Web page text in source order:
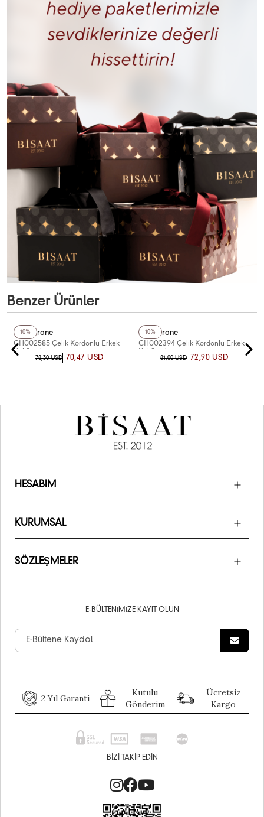
Benzer Ürünler
10%
Chaperone
CH002585 Çelik Kordonlu Erkek
Kol Saati
78,30 USD 70,47 USD
10%
Chaperone
CH002394 Çelik Kordonlu Erkek
Kol Saati
81,00 USD 72,90 USD
HESABIM
KURUMSAL
SÖZLEŞMELER
E-BÜLTENIMIZE KAYIT OLUN
2 Yıl Garanti
Kutulu
Gönderim
Ücretsiz
Kargo
BIZI TAKIP EDIN